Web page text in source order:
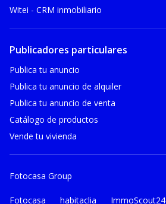
Witei - CRM inmobiliario
Publicadores particulares
Publica tu anuncio
Publica tu anuncio de alquiler
Publica tu anuncio de venta
Catálogo de productos
Vende tu vivienda
Fotocasa Group
Fotocasa habitaclia ImmoScout24